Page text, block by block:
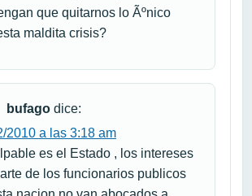
que quitarnos lo Ãºnico
maldita crisis?
bufago dice:
2010 a las 3:18 am
es el Estado , los intereses
de los funcionarios publicos